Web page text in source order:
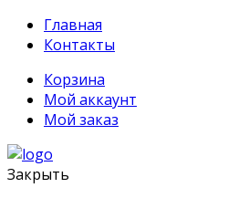
Главная
Контакты
Корзина
Мой аккаунт
Мой заказ
Закрыть